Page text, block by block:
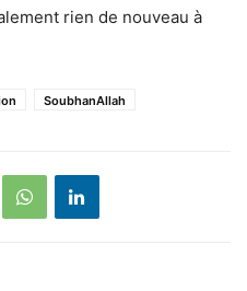
rien de nouveau à
SoubhanAllah